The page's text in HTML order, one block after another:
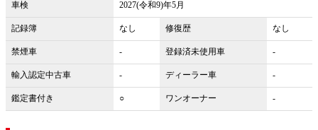
車検 2027(令和9)年5月
記録簿 なし 修復歴 なし
禁煙車 - 登録済未使用車 -
輸入認定中古車 - ディーラー車 -
鑑定書付き ○ ワンオーナー -